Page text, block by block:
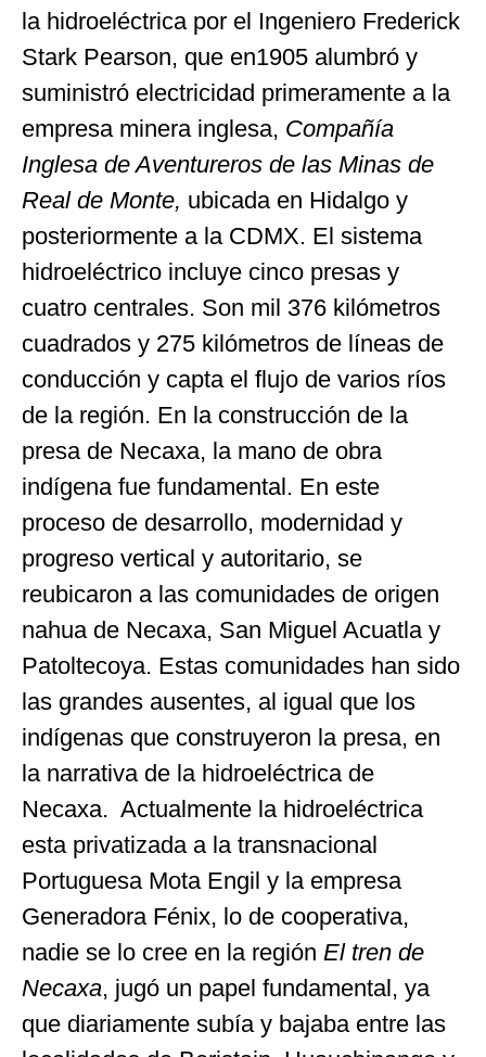
la hidroeléctrica por el Ingeniero Frederick
Stark Pearson, que en1905 alumbró y
suministró electricidad primeramente a la
empresa minera inglesa, Compañía
Inglesa de Aventureros de las Minas de
Real de Monte, ubicada en Hidalgo y
posteriormente a la CDMX. El sistema
hidroeléctrico incluye cinco presas y
cuatro centrales. Son mil 376 kilómetros
cuadrados y 275 kilómetros de líneas de
conducción y capta el flujo de varios ríos
de la región. En la construcción de la
presa de Necaxa, la mano de obra
indígena fue fundamental. En este
proceso de desarrollo, modernidad y
progreso vertical y autoritario, se
reubicaron a las comunidades de origen
nahua de Necaxa, San Miguel Acuatla y
Patoltecoya. Estas comunidades han sido
las grandes ausentes, al igual que los
indígenas que construyeron la presa, en
la narrativa de la hidroeléctrica de
Necaxa. Actualmente la hidroeléctrica
esta privatizada a la transnacional
Portuguesa Mota Engil y la empresa
Generadora Fénix, lo de cooperativa,
nadie se lo cree en la región El tren de
Necaxa, jugó un papel fundamental, ya
que diariamente subía y bajaba entre las